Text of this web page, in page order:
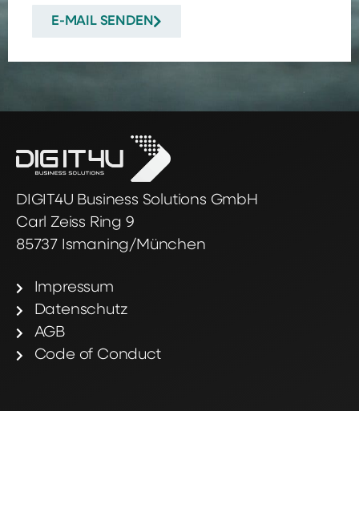
E-MAIL SENDEN
DIGIT4U Business Solutions GmbH
Carl Zeiss Ring 9
85737 Ismaning/München
Impressum
Datenschutz
AGB
Code of Conduct